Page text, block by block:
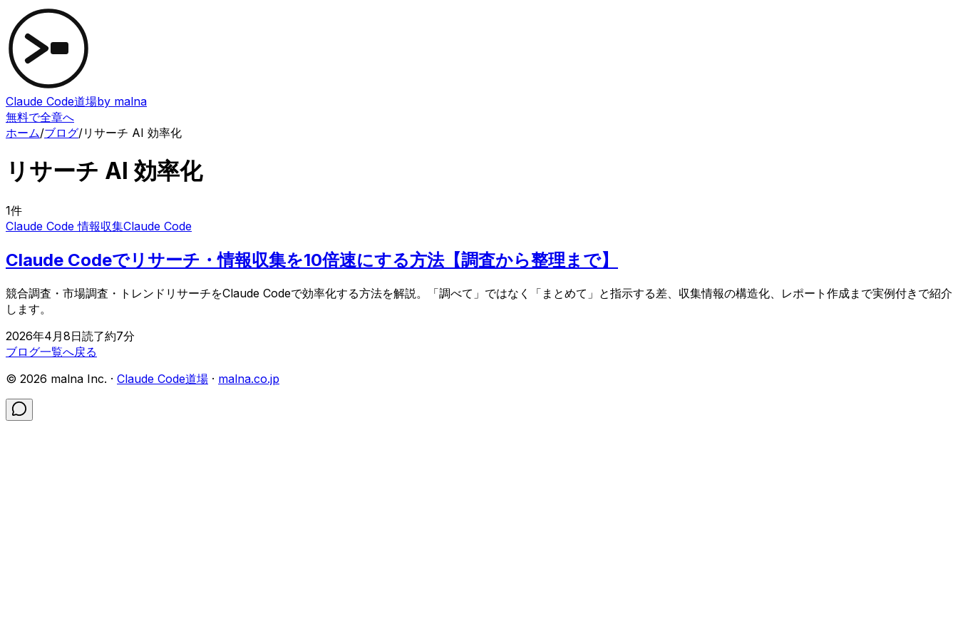
Claude Code道場by malna
無料で全章へ
ホーム/ブログ/リサーチ AI 効率化
リサーチ AI 効率化
1件
Claude Code 情報収集Claude Code
Claude Codeでリサーチ・情報収集を10倍速にする方法【調査から整理まで】
競合調査・市場調査・トレンドリサーチをClaude Codeで効率化する方法を解説。「調べて」ではなく「まとめて」と指示する差、収集情報の構造化、レポート作成まで実例付きで紹介
します。
2026年4月8日読了約7分
ブログ一覧へ戻る
© 2026 malna Inc. · Claude Code道場 · malna.co.jp